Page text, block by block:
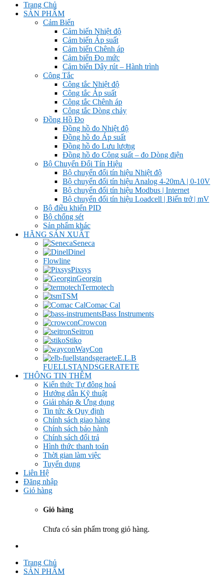
Trang Chủ
SẢN PHẨM
Cảm Biến
Cảm biến Nhiệt độ
Cảm biến Áp suất
Cảm biến Chênh áp
Cảm biến Đo mức
Cảm biến Dây rút – Hành trình
Công Tắc
Công tắc Nhiệt độ
Công tắc Áp suất
Công tắc Chênh áp
Công tắc Dòng chảy
Đồng Hồ Đo
Đồng hồ đo Nhiệt độ
Đồng hồ đo Áp suất
Đồng hồ đo Lưu lượng
Đồng hồ đo Công suất – đo Dòng điện
Bộ Chuyển Đổi Tín Hiệu
Bộ chuyển đổi tín hiệu Nhiệt độ
Bộ chuyển đổi tín hiệu Analog 4-20mA | 0-10V
Bộ chuyển đổi tín hiệu Modbus | Internet
Bộ chuyển đổi tín hiệu Loadcell | Biến trở | mV
Bộ điều khiển PID
Bộ chống sét
Sản phẩm khác
HÃNG SẢN XUẤT
Seneca
Dinel
Flowline
Pixsys
Georgin
Termotech
TSM
Comac Cal
Bass Instruments
Crowcon
Seitron
Stiko
WayCon
E.L.B
FUELLSTANDSGERATETE
THÔNG TIN THÊM
Kiến thức Tự đông hoá
Hướng dẫn Kỹ thuật
Giải pháp & Ứng dụng
Tin tức & Quy định
Chính sách giao hàng
Chính sách bảo hành
Chính sách đổi trả
Hình thức thanh toán
Thời gian làm việc
Tuyển dụng
Liên Hệ
Đăng nhập
Giỏ hàng
Giỏ hàng
Chưa có sản phẩm trong giỏ hàng.
Trang Chủ
SẢN PHẨM